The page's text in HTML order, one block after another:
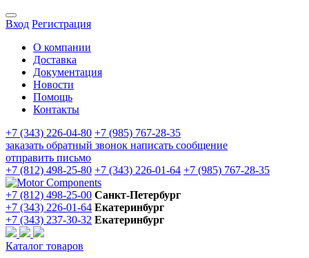
Вход Регистрация
О компании
Доставка
Документация
Новости
Помощь
Контакты
+7 (343) 226-04-80 +7 (985) 767-28-35
заказать обратный звонок написать сообщение
отправить письмо
+7 (812) 498-25-80 +7 (343) 226-01-64 +7 (985) 767-28-35
+7 (812) 498-25-00 Санкт-Петербург
+7 (343) 226-01-64 Екатеринбург
+7 (343) 237-30-32 Екатеринбург
Каталог товаров